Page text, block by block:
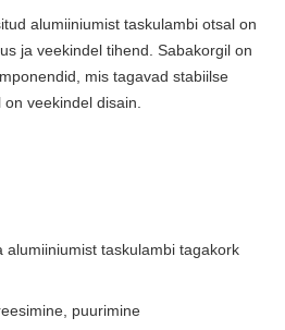
alumiiniumist taskulambi otsal on
ja veekindel tihend. Sabakorgil on
mis tagavad stabiilse
veekindel disain.
alumiiniumist taskulambi tagakork
puurimine